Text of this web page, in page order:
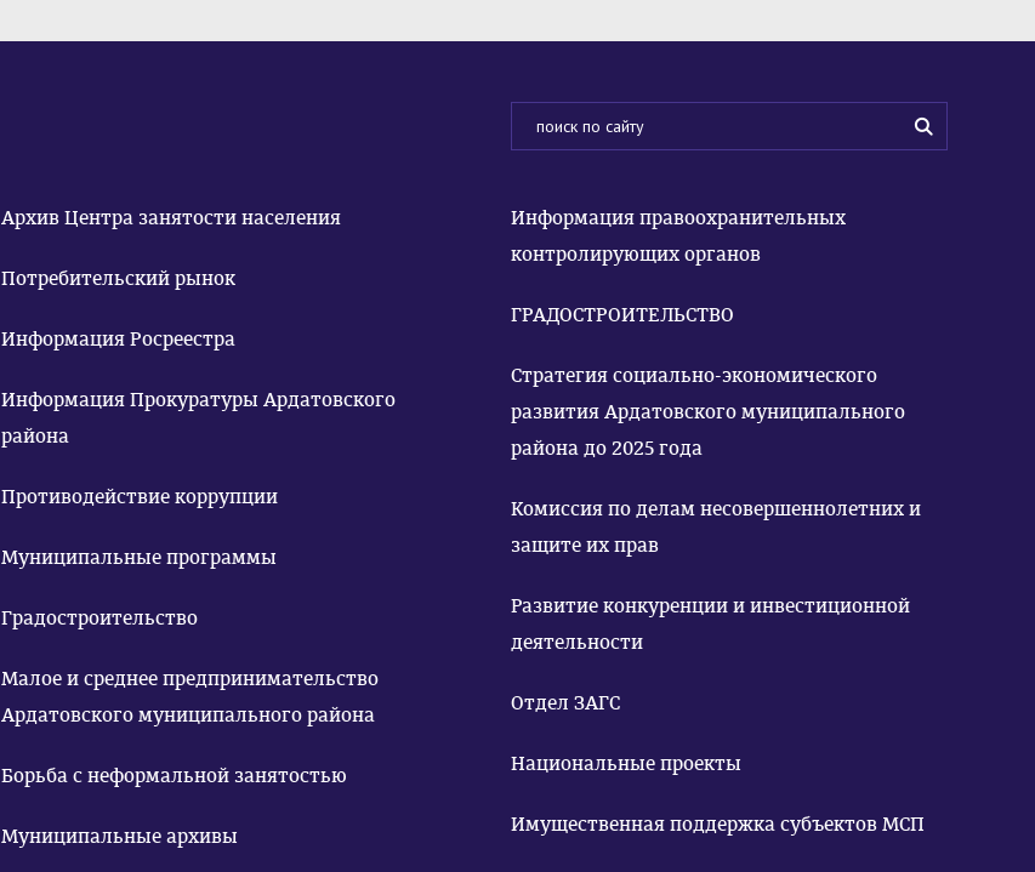
Архив Центра занятости населения
Потребительский рынок
Информация Росреестра
Информация Прокуратуры Ардатовского
района
Противодействие коррупции
Муниципальные программы
Градостроительство
Малое и среднее предпринимательство
Ардатовского муниципального района
Борьба с неформальной занятостью
Муниципальные архивы
Информация правоохранительных
контролирующих органов
ГРАДОСТРОИТЕЛЬСТВО
Стратегия социально-экономического
развития Ардатовского муниципального
района до 2025 года
Комиссия по делам несовершеннолетних и
защите их прав
Развитие конкуренции и инвестиционной
деятельности
Отдел ЗАГС
Национальные проекты
Имущественная поддержка субъектов МСП